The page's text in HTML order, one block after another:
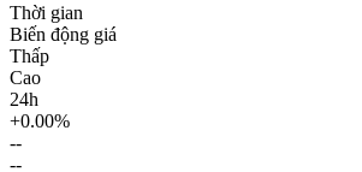
Thời gian
Biến động giá
Thấp
Cao
24h
+0.00%
--
--